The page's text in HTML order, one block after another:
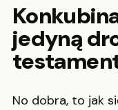
jedyną
No dobra, to jak